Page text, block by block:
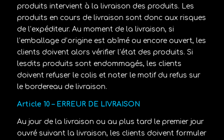
produits intervient à la livraison des produits. Les
produits en cours de livraison sont donc aux risques
de l’expéditeur. Au moment de la livraison, si
l’emballage d’origine est abîmé ou encore ouvert, les
clients doivent alors vérifier l’état des produits. Si
lesdits produits sont endommagés, les clients
doivent refuser le colis et noter le motif du refus sur
le bordereau de livraison.
Article 10 – ERREUR DE LIVRAISON
Au jour de la livraison ou au plus tard le premier jour
ouvré suivant la livraison, les clients doivent formuler